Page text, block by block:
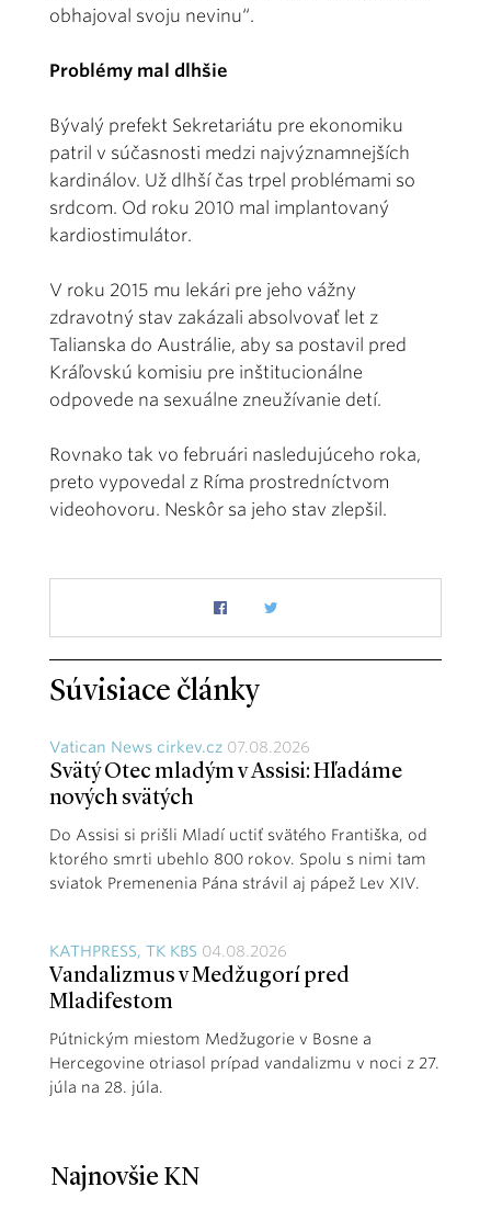
obhajoval svoju nevinu“.
Problémy mal dlhšie
Bývalý prefekt Sekretariátu pre ekonomiku
patril v súčasnosti medzi najvýznamnejších
kardinálov. Už dlhší čas trpel problémami so
srdcom. Od roku 2010 mal implantovaný
kardiostimulátor.
V roku 2015 mu lekári pre jeho vážny
zdravotný stav zakázali absolvovať let z
Talianska do Austrálie, aby sa postavil pred
Kráľovskú komisiu pre inštitucionálne
odpovede na sexuálne zneužívanie detí.
Rovnako tak vo februári nasledujúceho roka,
preto vypovedal z Ríma prostredníctvom
videohovoru. Neskôr sa jeho stav zlepšil.
Súvisiace články
Vatican News cirkev.cz 07.08.2026
Svätý Otec mladým v Assisi: Hľadáme
nových svätých
Do Assisi si prišli Mladí uctiť svätého Františka, od
ktorého smrti ubehlo 800 rokov. Spolu s nimi tam
sviatok Premenenia Pána strávil aj pápež Lev XIV.
KATHPRESS, TK KBS 04.08.2026
Vandalizmus v Medžugorí pred
Mladifestom
Pútnickým miestom Medžugorie v Bosne a
Hercegovine otriasol prípad vandalizmu v noci z 27.
júla na 28. júla.
Najnovšie KN